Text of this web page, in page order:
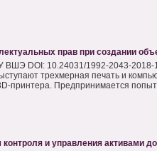
прав при создании
ВШЭ DOI: 10.24031/1992-2043-
трехмерная печать и
принтера. Предпринимается
и управления активами